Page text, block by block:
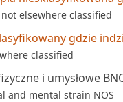
elsewhere classified
gdzie
classified
i umysłowe
and mental strain NOS